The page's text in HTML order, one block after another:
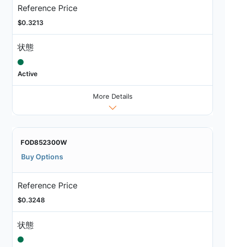
Reference Price
$0.3213
状態
Active
More Details
FOD852300W
Buy Options
Reference Price
$0.3248
状態